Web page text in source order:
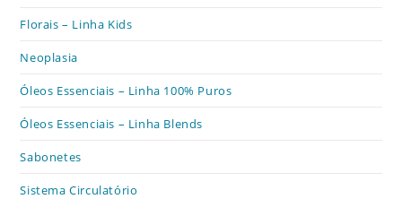
Florais – Linha Kids
Neoplasia
Óleos Essenciais – Linha 100% Puros
Óleos Essenciais – Linha Blends
Sabonetes
Sistema Circulatório